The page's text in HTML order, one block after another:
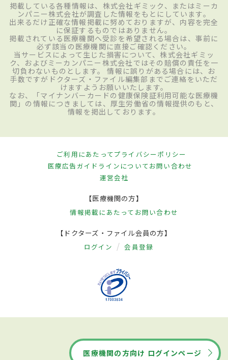
掲載している各種情報は、株式会社ギミック、またはミーカ
ンパニー株式会社が調査した情報をもとにしています。
出来るだけ正確な情報掲載に努めておりますが、内容を完全
に保証するものではありません。
掲載されている医療機関へ受診を希望される場合は、事前に
必ず該当の医療機関に直接ご確認ください。
当サービスによって生じた損害について、株式会社ギミッ
ク、およびミーカンパニー株式会社ではその賠償の責任を一
切負わないものとします。 情報に誤りがある場合には、お
手数ですがドクターズ・ファイル編集部までご連絡をいただ
けますようお願いいたします。
なお、「マイナンバーカードの健康保険証利用可能な医療機
関」の情報につきましては、厚生労働省の情報提供のもと、
情報を掲出しております。
ご利用にあたってプライバシーポリシー
医療広告ガイドラインについてお問い合わせ
運営会社
【医療機関の方】
情報掲載にあたって お問い合わせ
【ドクターズ・ファイル会員の方】
ログイン 会員登録
医療機関の方向け ログインページ